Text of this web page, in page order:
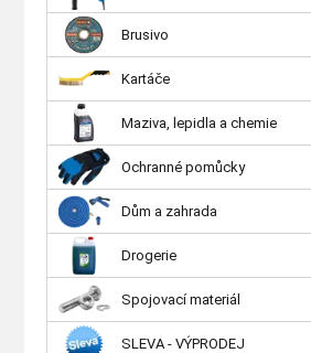
Brusivo
Kartáče
Maziva, lepidla a chemie
Ochranné pomůcky
Dům a zahrada
Drogerie
Spojovací materiál
SLEVA - VÝPRODEJ